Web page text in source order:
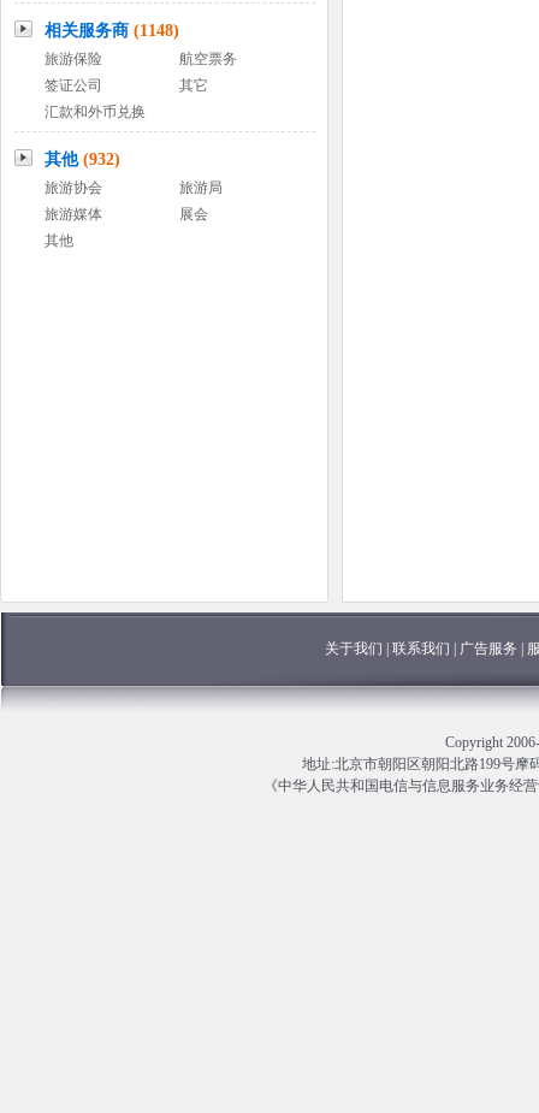
相关服务商 (1148)
旅游保险
航空票务
签证公司
其它
汇款和外币兑换
其他 (932)
旅游协会
旅游局
旅游媒体
展会
其他
关于我们 联系我们 广告服务
Copyright
地址:北京市朝阳区朝阳北路199号摩
《中华人民共和国电信与信息服务业务经